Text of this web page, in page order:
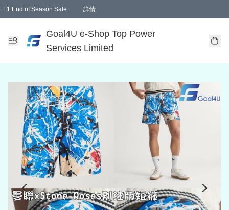
F1 End of Season Sale 詳情
Goal4U e-Shop Top Power
Services Limited